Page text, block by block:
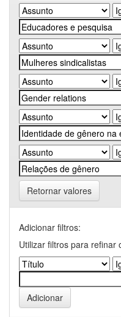
Retornar valores
Adicionar filtros:
Utilizar filtros para refinar